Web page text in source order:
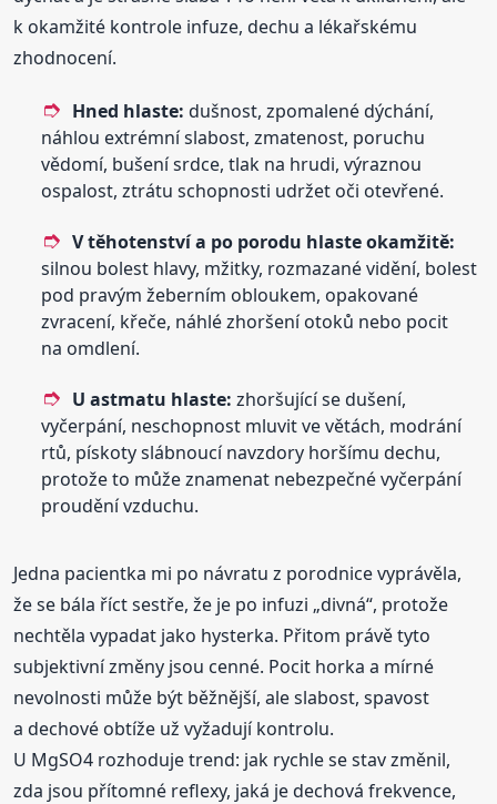
k okamžité kontrole infuze, dechu a lékařskému
zhodnocení.
Hned hlaste: dušnost, zpomalené dýchání,
náhlou extrémní slabost, zmatenost, poruchu
vědomí, bušení srdce, tlak na hrudi, výraznou
ospalost, ztrátu schopnosti udržet oči otevřené.
V těhotenství a po porodu hlaste okamžitě:
silnou bolest hlavy, mžitky, rozmazané vidění, bolest
pod pravým žeberním obloukem, opakované
zvracení, křeče, náhlé zhoršení otoků nebo pocit
na omdlení.
U astmatu hlaste: zhoršující se dušení,
vyčerpání, neschopnost mluvit ve větách, modrání
rtů, pískoty slábnoucí navzdory horšímu dechu,
protože to může znamenat nebezpečné vyčerpání
proudění vzduchu.
Jedna pacientka mi po návratu z porodnice vyprávěla,
že se bála říct sestře, že je po infuzi „divná“, protože
nechtěla vypadat jako hysterka. Přitom právě tyto
subjektivní změny jsou cenné. Pocit horka a mírné
nevolnosti může být běžnější, ale slabost, spavost
a dechové obtíže už vyžadují kontrolu.
U MgSO4 rozhoduje trend: jak rychle se stav změnil,
zda jsou přítomné reflexy, jaká je dechová frekvence,